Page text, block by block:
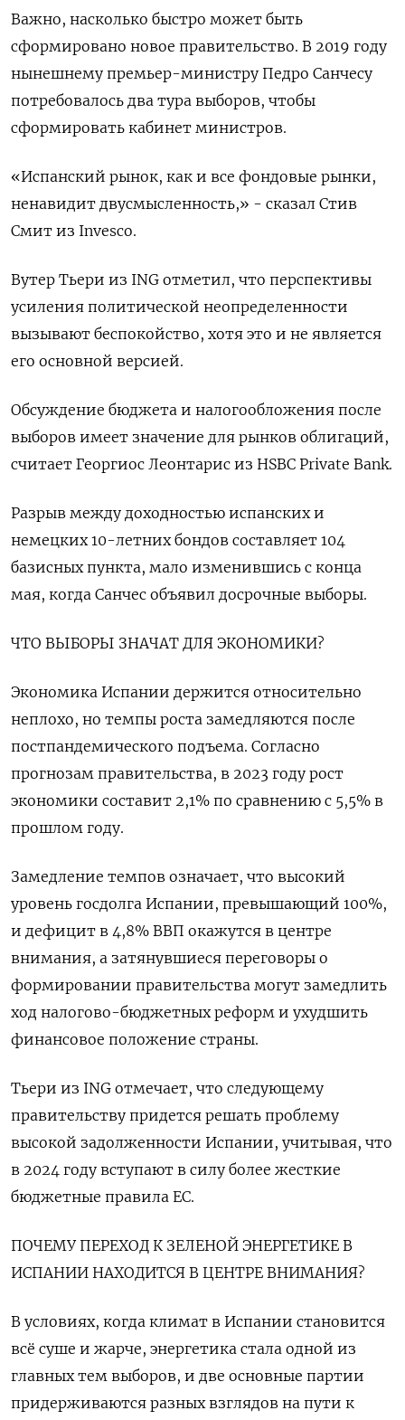
Важно, насколько быстро может быть
сформировано новое правительство. В 2019 году
нынешнему премьер-министру Педро Санчесу
потребовалось два тура выборов, чтобы
сформировать кабинет министров.
«Испанский рынок, как и все фондовые рынки,
ненавидит двусмысленность,» - сказал Стив
Смит из Invesco.
Вутер Тьери из ING отметил, что перспективы
усиления политической неопределенности
вызывают беспокойство, хотя это и не является
его основной версией.
Обсуждение бюджета и налогообложения после
выборов имеет значение для рынков облигаций,
считает Георгиос Леонтарис из HSBC Private Bank.
Разрыв между доходностью испанских и
немецких 10-летних бондов составляет 104
базисных пункта, мало изменившись с конца
мая, когда Санчес объявил досрочные выборы.
ЧТО ВЫБОРЫ ЗНАЧАТ ДЛЯ ЭКОНОМИКИ?
Экономика Испании держится относительно
неплохо, но темпы роста замедляются после
постпандемического подъема. Согласно
прогнозам правительства, в 2023 году рост
экономики составит 2,1% по сравнению с 5,5% в
прошлом году.
Замедление темпов означает, что высокий
уровень госдолга Испании, превышающий 100%,
и дефицит в 4,8% ВВП окажутся в центре
внимания, а затянувшиеся переговоры о
формировании правительства могут замедлить
ход налогово-бюджетных реформ и ухудшить
финансовое положение страны.
Тьери из ING отмечает, что следующему
правительству придется решать проблему
высокой задолженности Испании, учитывая, что
в 2024 году вступают в силу более жесткие
бюджетные правила ЕС.
ПОЧЕМУ ПЕРЕХОД К ЗЕЛЕНОЙ ЭНЕРГЕТИКЕ В
ИСПАНИИ НАХОДИТСЯ В ЦЕНТРЕ ВНИМАНИЯ?
В условиях, когда климат в Испании становится
всё суше и жарче, энергетика стала одной из
главных тем выборов, и две основные партии
придерживаются разных взглядов на пути к